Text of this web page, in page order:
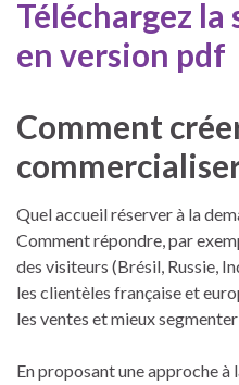
Téléchargez
en version pdf
Comment
Quel accueil réserver à la
Comment répondre, par
des visiteurs (Brésil, Russie,
les clientèles française et
les ventes et mieux
En proposant une approche